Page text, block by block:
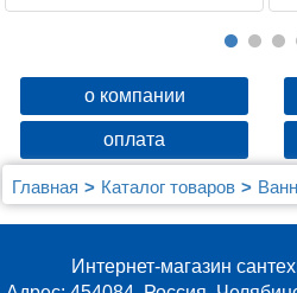
о компании
оплата
Главная Каталог товаров
Комплектующие для ванны
Экран Aquanet Mia 140 L/R
Интернет-магазин